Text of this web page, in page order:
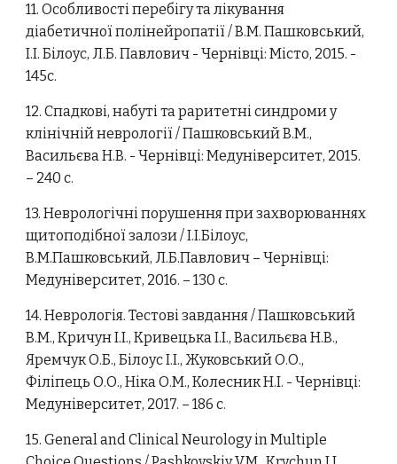
11. Особливості перебігу та лікування
діабетичної полінейропатії / В.М. Пашковський,
І.І. Білоус, Л.Б. Павлович - Чернівці: Місто, 2015. -
145с.
12. Спадкові, набуті та раритетні синдроми у
клінічній неврології / Пашковський В.М.,
Васильєва Н.В. - Чернівці: Медуніверситет, 2015.
– 240 с.
13. Неврологічні порушення при захворюваннях
щитоподібної залози / І.І.Білоус,
В.М.Пашковський, Л.Б.Павлович – Чернівці:
Медуніверситет, 2016. – 130 с.
14. Неврологія. Тестові завдання / Пашковський
В.М., Кричун І.І., Кривецька І.І., Васильєва Н.В.,
Яремчук О.Б., Білоус І.І., Жуковський О.О.,
Філіпець О.О., Ніка О.М., Колесник Н.І. - Чернівці:
Медуніверситет, 2017. – 186 с.
15. General and Clinical Neurology in Multiple